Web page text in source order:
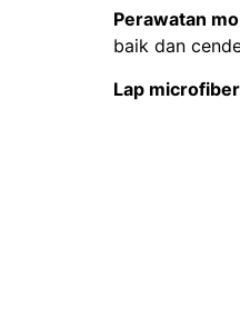
Perawatan
baik dan
Lap